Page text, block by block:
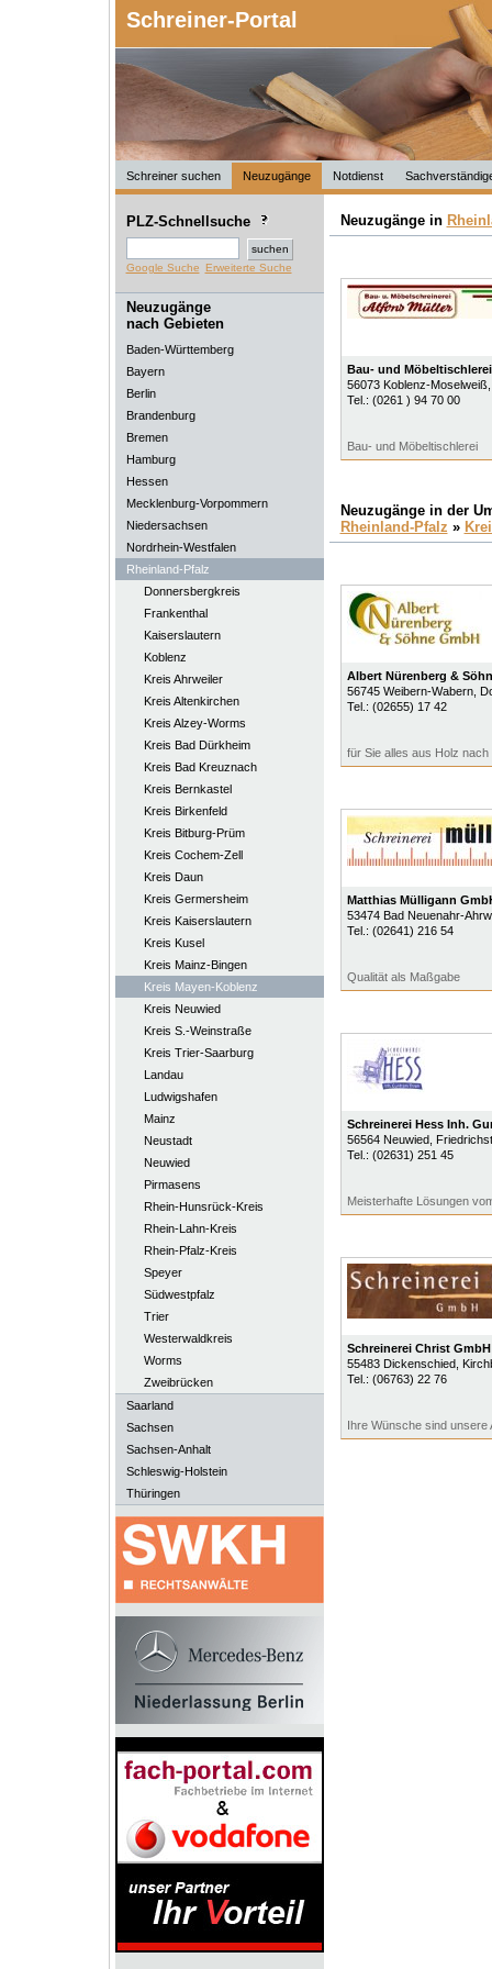
Schreiner-Portal
Schreiner suchen Neuzugänge Notdienst
PLZ-Schnellsuche
Google Suche Erweiterte Suche
Neuzugänge
nach Gebieten
Baden-Württemberg
Bayern
Berlin
Brandenburg
Bremen
Hamburg
Hessen
Mecklenburg-Vorpommern
Niedersachsen
Nordrhein-Westfalen
Rheinland-Pfalz
Donnersbergkreis
Frankenthal
Kaiserslautern
Koblenz
Kreis Ahrweiler
Kreis Altenkirchen
Kreis Alzey-Worms
Kreis Bad Dürkheim
Kreis Bad Kreuznach
Kreis Bernkastel
Kreis Birkenfeld
Kreis Bitburg-Prüm
Kreis Cochem-Zell
Kreis Daun
Kreis Germersheim
Kreis Kaiserslautern
Kreis Kusel
Kreis Mainz-Bingen
Kreis Mayen-Koblenz
Kreis Neuwied
Kreis S.-Weinstraße
Kreis Trier-Saarburg
Landau
Ludwigshafen
Mainz
Neustadt
Neuwied
Pirmasens
Rhein-Hunsrück-Kreis
Rhein-Lahn-Kreis
Rhein-Pfalz-Kreis
Speyer
Südwestpfalz
Trier
Westerwaldkreis
Worms
Zweibrücken
Saarland
Sachsen
Sachsen-Anhalt
Schleswig-Holstein
Thüringen
Neuzugänge in
Bau- und
56073 Koblenz-Moselweiß,
Tel.: (0261 ) 94 70 00
Bau- und Möbeltischlerei
Neuzugänge in der
Rheinland-Pfalz »
Albert Nürenberg &
56745 Weibern-Wabern,
Tel.: (02655) 17 42
für Sie alles aus Holz
Matthias Mülligann
53474 Bad Neuenahr-
Tel.: (02641) 216 54
Qualität als Maßgabe
Schreinerei Hess Inh.
56564 Neuwied,
Tel.: (02631) 251 45
Meisterhafte Lösungen
Schreinerei Christ GmbH
55483 Dickenschied,
Tel.: (06763) 22 76
Ihre Wünsche sind unsere